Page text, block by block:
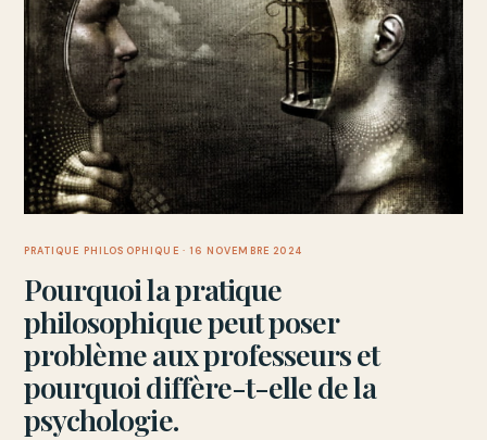
PRATIQUE PHILOSOPHIQUE · 16 NOVEMBRE 2024
Pourquoi la pratique
philosophique peut poser
problème aux professeurs et
pourquoi diffère-t-elle de la
psychologie.